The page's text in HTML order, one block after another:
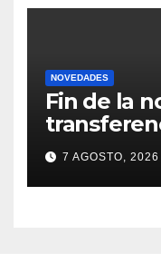
NOVEDADES
Fin de la
Cruz a
no se
este
7 AGOSTO, 2026